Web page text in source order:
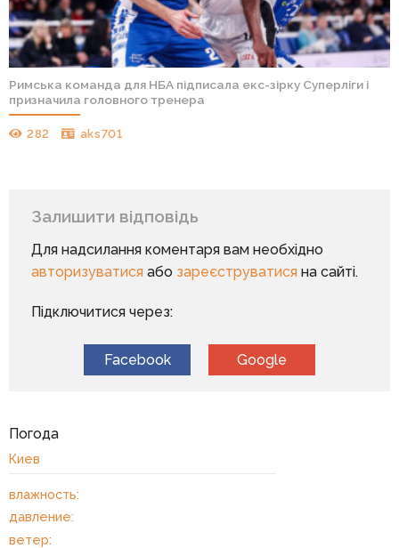
Римська команда для НБА підписала екс-зірку Суперліги і
призначила головного тренера
282 aks701
Залишити відповідь
Для надсилання коментаря вам необхідно
авторизуватисяабо зареєструватисяна сайті.
Підключитися через:
Facebook Google
Погода
Киев
влажность:
давление:
ветер: